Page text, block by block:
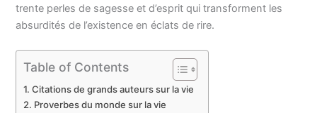
trente perles de sagesse et d’esprit qui transforment les
absurdités de l’existence en éclats de rire.
Table of Contents
Citations de grands auteurs sur la vie
Proverbes du monde sur la vie